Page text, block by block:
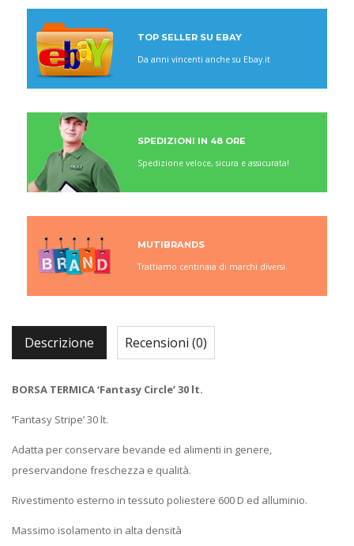
TOP SELLER SU EBAY
Da anni vincenti anche su Ebay.it
SPEDIZIONI IN 48 ORE
Spedizione veloce, sicura e assicurata!
MUTIBRANDS
Trattiamo centinaia di marchi diversi.
Descrizione Recensioni (0)
BORSA TERMICA ‘Fantasy Circle’ 30 lt.
‘Fantasy Stripe’ 30 lt.
Adatta per conservare bevande ed alimenti in genere,
preservandone freschezza e qualità.
Rivestimento esterno in tessuto poliestere 600 D ed alluminio.
Massimo isolamento in alta densità